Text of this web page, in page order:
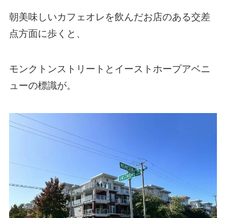
朝美味しいカフェオレを飲んだお店のある交差
点方面に歩くと、
モンクトンストリートとイーストホープアベニ
ューの標識が。